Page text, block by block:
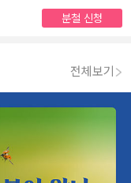
분철 신청
전체보기